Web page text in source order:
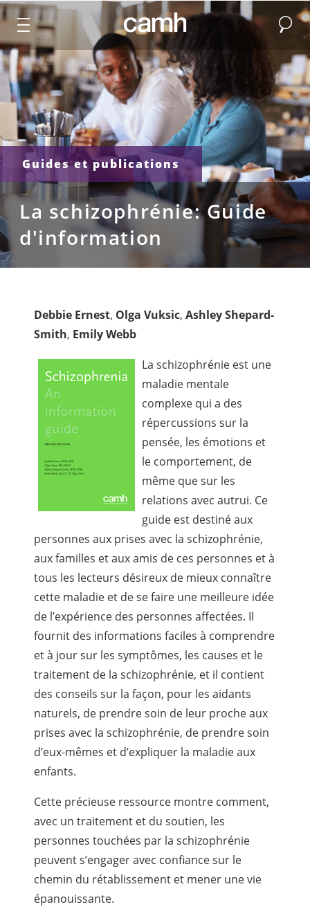
CAMH logo
Guides et publications
La schizophrénie: Guide
d'information
Debbie Ernest, Olga Vuksic,Ashley Shepard-
Smith, Emily Webb
La schizophrénie est une
maladie mentale
complexe qui a des
répercussions sur la
pensée, les émotions et
le comportement, de
même que sur les
relations avec autrui. Ce
guide est destiné aux
personnes aux prises avec la schizophrénie,
aux familles et aux amis de ces personnes et à
tous les lecteurs désireux de mieux connaître
cette maladie et de se faire une meilleure idée
de l’expérience des personnes affectées. Il
fournit des informations faciles à comprendre
et à jour sur les symptômes, les causes et le
traitement de la schizophrénie, et il contient
des conseils sur la façon, pour les aidants
naturels, de prendre soin de leur proche aux
prises avec la schizophrénie, de prendre soin
d’eux-mêmes et d’expliquer la maladie aux
enfants.
Cette précieuse ressource montre comment,
avec un traitement et du soutien, les
personnes touchées par la schizophrénie
peuvent s’engager avec confiance sur le
chemin du rétablissement et mener une vie
épanouissante.